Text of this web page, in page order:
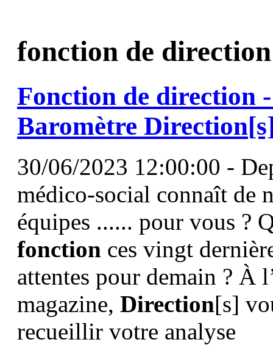
fonction de direction
Fonction de direction
Baromètre Direction
30/06/2023 12:00:00 -
médico-social connaît de
équipes ...... pour vous ?
fonction ces vingt
attentes pour demain ? À
magazine, Direction[s]
recueillir votre analyse